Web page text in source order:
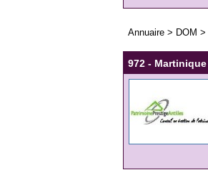
Annuaire > DOM >
972 - Martinique